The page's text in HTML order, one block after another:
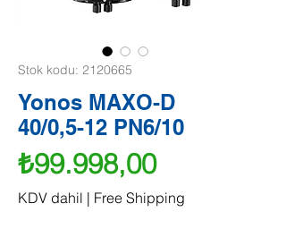
Stok kodu: 2120665
Yonos MAXO-D
40/0,5-12 PN6/10
₺99.998,00Fiyat
KDV dahil | Free Shipping